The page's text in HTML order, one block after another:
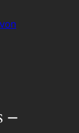
–